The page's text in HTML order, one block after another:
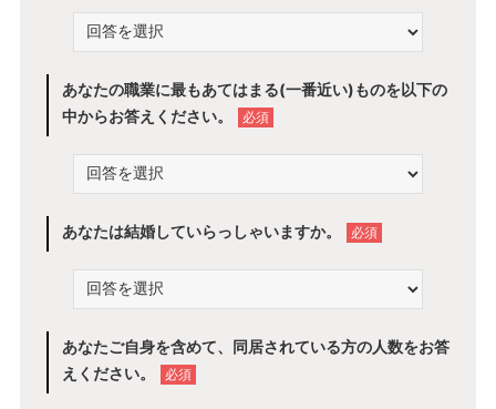
あなたの職業に最もあてはまる(一番近い)ものを以下の
中からお答えください。
必須
あなたは結婚していらっしゃいますか。 必須
あなたご自身を含めて、同居されている方の人数をお答
えください。
必須